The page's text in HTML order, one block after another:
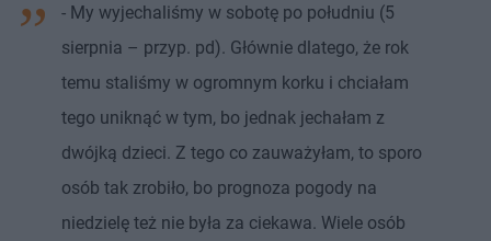
- My wyjechaliśmy w sobotę po południu (5
sierpnia – przyp. pd). Głównie dlatego, że rok
temu staliśmy w ogromnym korku i chciałam
tego uniknąć w tym, bo jednak jechałam z
dwójką dzieci. Z tego co zauważyłam, to sporo
osób tak zrobiło, bo prognoza pogody na
niedzielę też nie była za ciekawa. Wiele osób